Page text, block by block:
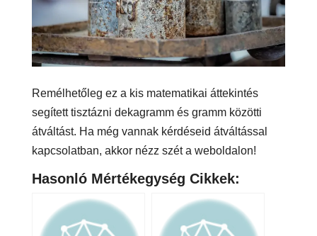
Remélhetőleg ez a kis matematikai áttekintés
segített tisztázni dekagramm és gramm közötti
átváltást. Ha még vannak kérdéseid átváltással
kapcsolatban, akkor nézz szét a weboldalon!
Hasonló Mértékegység Cikkek: